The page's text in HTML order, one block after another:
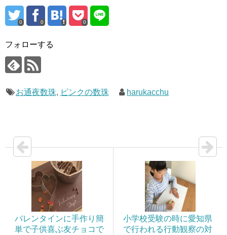
0 0 0
フォローする
お通夜数珠, ピンクの数珠 harukacchu
バレンタインに手作り簡
単で子供喜ぶ友チョコで
小学校受験の時に愛知県
で行われる行動観察の対